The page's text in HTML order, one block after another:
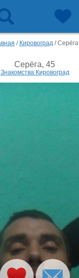
/ Кировоград /Серёга
Серёга, 45
Знакомства Кировоград